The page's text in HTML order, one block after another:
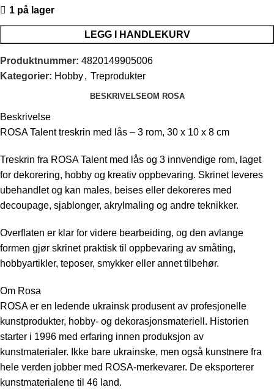
1 på lager
LEGG I HANDLEKURV
Produktnummer: 4820149905006
Kategorier: Hobby, Treprodukter
BESKRIVELSEOM ROSA
Beskrivelse
ROSA Talent treskrin med lås – 3 rom, 30 x 10 x 8 cm
Treskrin fra ROSA Talent med lås og 3 innvendige rom, laget
for dekorering, hobby og kreativ oppbevaring. Skrinet leveres
ubehandlet og kan males, beises eller dekoreres med
decoupage, sjablonger, akrylmaling og andre teknikker.
Overflaten er klar for videre bearbeiding, og den avlange
formen gjør skrinet praktisk til oppbevaring av småting,
hobbyartikler, teposer, smykker eller annet tilbehør.
Om Rosa
ROSA er en ledende ukrainsk produsent av profesjonelle
kunstprodukter, hobby- og dekorasjonsmateriell. Historien
starter i 1996 med erfaring innen produksjon av
kunstmaterialer. Ikke bare ukrainske, men også kunstnere fra
hele verden jobber med ROSA-merkevarer. De eksporterer
kunstmaterialene til 46 land.